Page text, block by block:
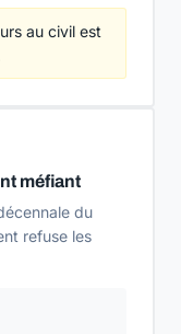
au civil est
méfiant
du
refuse les